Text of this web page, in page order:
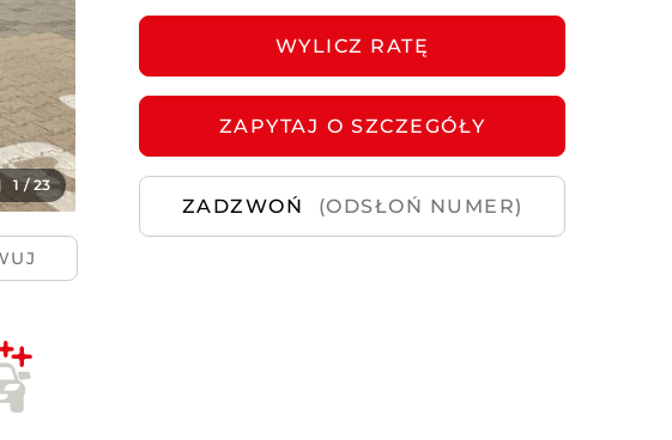
1 / 23
WYLICZ RATĘ
ZAPYTAJ O SZCZEGÓŁY
ZADZWOŃ (ODSŁOŃ NUMER)